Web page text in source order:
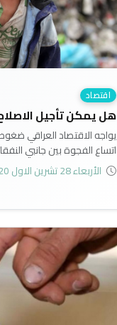
اقتصاد
هل يمكن تأجيل
يواجه الاقتصاد العراقي
اتساع الفجوة بين جانبي
العامة، فوفقا لبيانات وزارة
استثمارية..
الأربعاء 28 تشرين الاول 2020